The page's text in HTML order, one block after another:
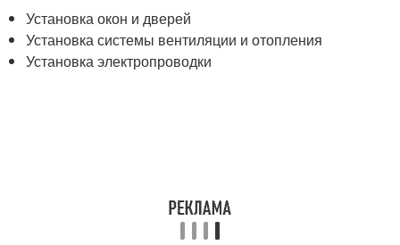
Установка окон и дверей
Установка системы вентиляции и отопления
Установка электропроводки